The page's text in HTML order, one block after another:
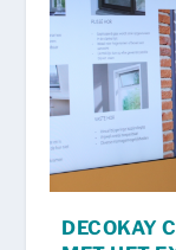
DECOKAY